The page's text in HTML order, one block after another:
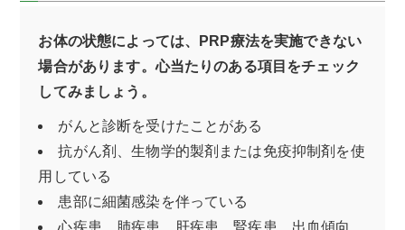
お体の状態によっては、PRP療法を実施できない
場合があります。心当たりのある項目をチェック
してみましょう。
がんと診断を受けたことがある
抗がん剤、生物学的製剤または免疫抑制剤を使
用している
患部に細菌感染を伴っている
心疾患、肺疾患、肝疾患、腎疾患、出血傾向、